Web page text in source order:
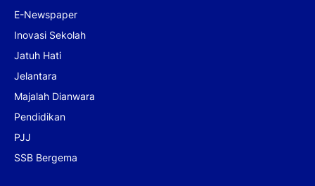
E-Newspaper
Inovasi Sekolah
Jatuh Hati
Jelantara
Majalah Dianwara
Pendidikan
PJJ
SSB Bergema